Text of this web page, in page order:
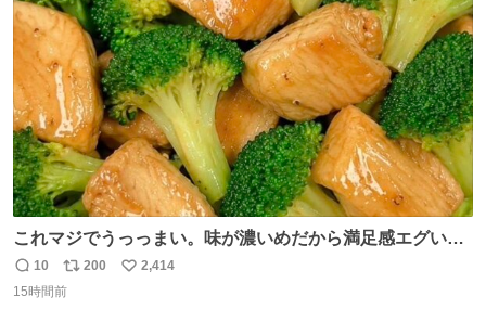
数
これマジでうっっまい。味が濃いめだから満足感エグいし
1週間で3キロ痩せた😭
返
信
10
リ
ポ
200
い
2,414
15時間前